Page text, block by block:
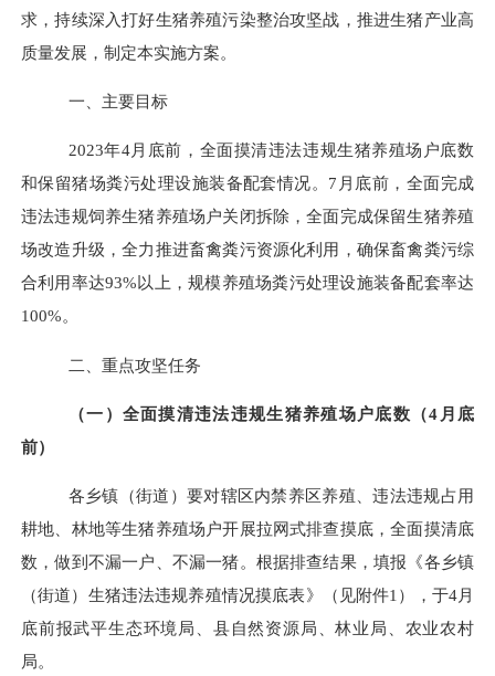
求，持续深入打好生猪养殖污染整治攻坚战 ，推进生猪产业高
质量发展，制定本实施方案。
一、主要目标
2023年4月底前，全面摸清违法违规生猪养殖场户底数
和保留猪场粪污处理设施装备配套情况。 7 月底前，全面完成
违法违规饲养生猪养殖场户关闭拆除，全面完成保留生猪养殖
场改造升级，全力推进畜禽粪污资源化利用，确保畜禽粪污综
合利用率达93%以上，规模养殖场粪污处理设施装备配套率达
100%。
二、重点攻坚任务
（一）全面摸清违法违规生猪养殖场户底数（4 月底
前）
各乡镇（街道）要对辖区内禁养区养殖、违法违规占用
耕地、林地等生猪养殖场户开展拉网式排查摸底，全面摸清底
数，做到不漏一户、不漏一猪。根据排查结果，填报《各乡镇
（街道）生猪违法违规养殖情况摸底表》（见附件1 ），于4月
底前报武平生态环境局、县自然资源局、林业局、农业农村
局。